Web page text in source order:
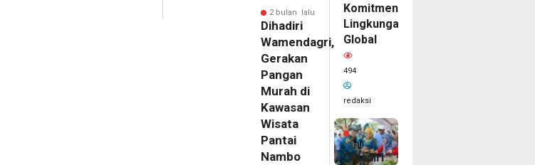
2 bulan lalu
Dihadiri
Wamendagri,
Gerakan
Pangan
Murah di
Kawasan
Wisata
Pantai
Nambo
Komitmen
Lingkungan
Global
494
redaksi
2
bulan
lalu
Dihadiri